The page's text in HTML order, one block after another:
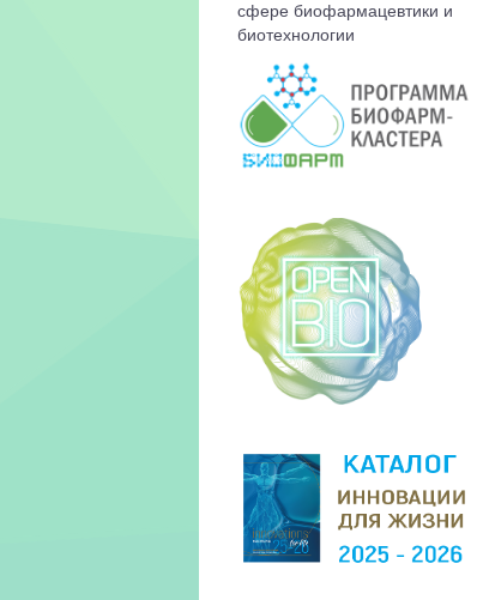
сфере биофармацевтики и
биотехнологии